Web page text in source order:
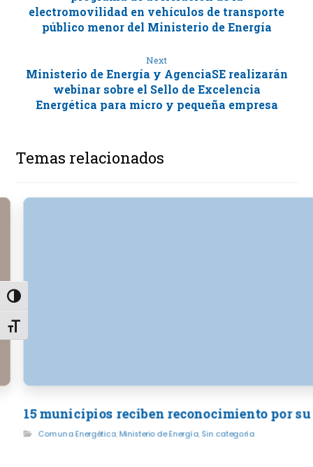
Alternar alto contraste
Alternar tamaño de letra
electromovilidad en vehículos de transporte
público menor del Ministerio de Energía
Next
Ministerio de Energía y AgenciaSE realizarán
webinar sobre el Sello de Excelencia
Energética para micro y pequeña empresa
Temas relacionados
15 municipios reciben reconocimiento por
Comuna Energética,Ministerio de Energía,Sin categoría